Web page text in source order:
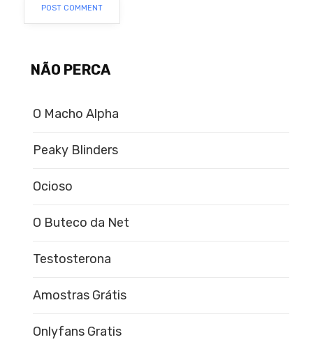
NÃO PERCA
O Macho Alpha
Peaky Blinders
Ocioso
O Buteco da Net
Testosterona
Amostras Grátis
Onlyfans Gratis